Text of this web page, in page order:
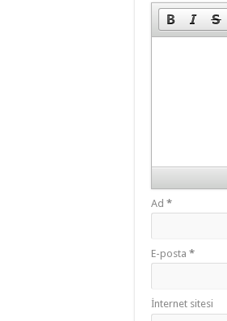
Ad *
E-posta *
İnternet sitesi